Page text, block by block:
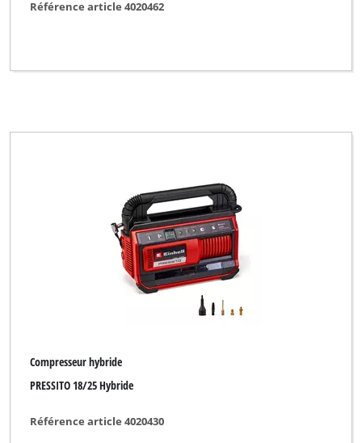
Référence article 4020462
Compresseur hybride
PRESSITO 18/25 Hybride
Référence article 4020430